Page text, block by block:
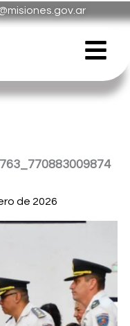
de 2026